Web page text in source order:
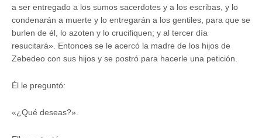
a ser entregado a los sumos sacerdotes y a los escribas, y lo
condenarán a muerte y lo entregarán a los gentiles, para que se
burlen de él, lo azoten y lo crucifiquen; y al tercer día
resucitará». Entonces se le acercó la madre de los hijos de
Zebedeo con sus hijos y se postró para hacerle una petición.
Él le preguntó:
«¿Qué deseas?».